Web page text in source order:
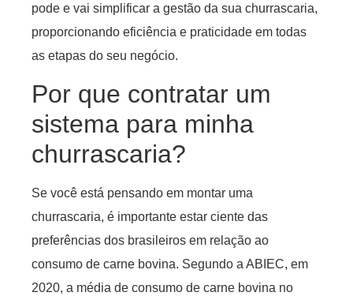
pode e vai simplificar a gestão da sua churrascaria,
proporcionando eficiência e praticidade em todas
as etapas do seu negócio.
Por que contratar um
sistema para minha
churrascaria?
Se você está pensando em montar uma
churrascaria, é importante estar ciente das
preferências dos brasileiros em relação ao
consumo de carne bovina. Segundo a ABIEC, em
2020, a média de consumo de carne bovina no